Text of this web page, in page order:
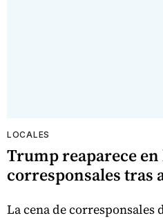
LOCALES
Trump reaparece en
corresponsales tras
La cena de corresponsales